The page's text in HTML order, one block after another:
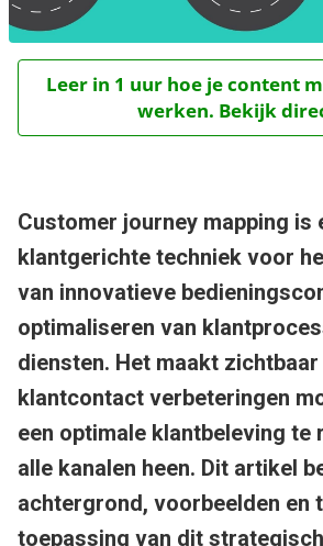
Leer in 1 uur hoe je content
werken. Bekijk
Customer journey mapping is
klantgerichte techniek voor
van innovatieve
optimaliseren van
diensten. Het maakt
klantcontact verbeteringen
een optimale klantbeleving te
alle kanalen heen. Dit artikel
achtergrond, voorbeelden en
toepassing van dit